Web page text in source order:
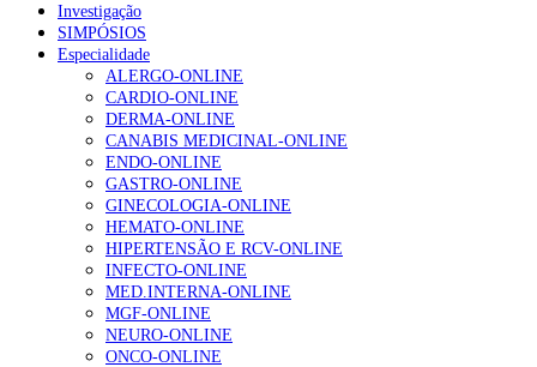
Investigação
SIMPÓSIOS
Especialidade
ALERGO-ONLINE
CARDIO-ONLINE
DERMA-ONLINE
CANABIS MEDICINAL-ONLINE
ENDO-ONLINE
GASTRO-ONLINE
GINECOLOGIA-ONLINE
HEMATO-ONLINE
HIPERTENSÃO E RCV-ONLINE
INFECTO-ONLINE
MED.INTERNA-ONLINE
MGF-ONLINE
NEURO-ONLINE
ONCO-ONLINE